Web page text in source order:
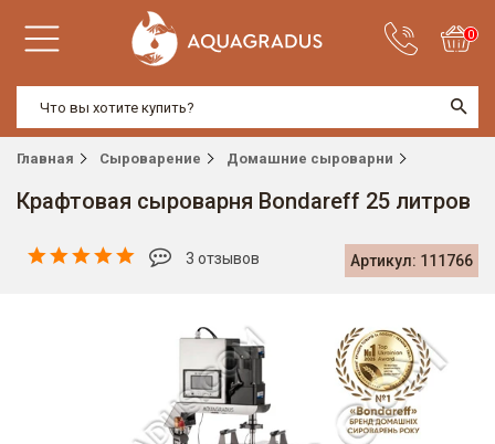
0
Главная Сыроварение Домашние сыроварни
Крафтовая сыроварня Bondareff 25 литров
Артикул: 111766
3 отзывов